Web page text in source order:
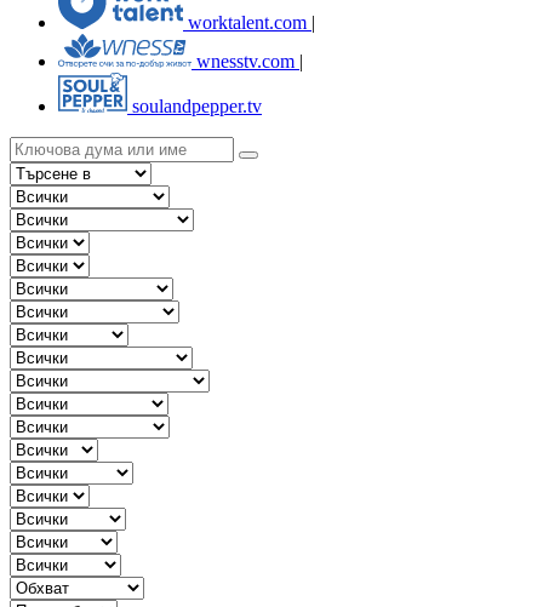
worktalent.com |
wnesstv.com |
soulandpepper.tv